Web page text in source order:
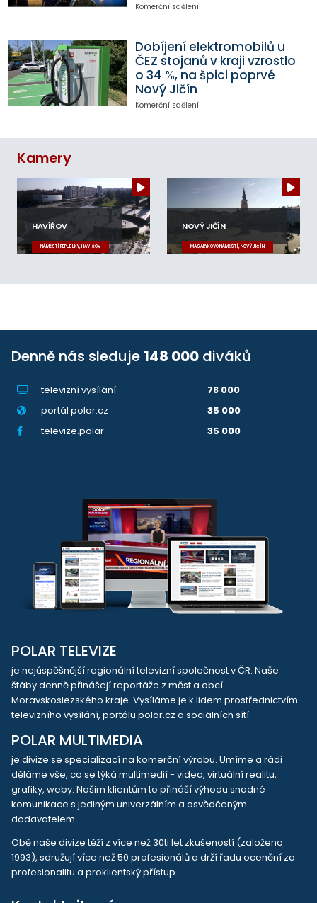
Komerční sdělení
Dobíjení elektromobilů u
ČEZ stojanů v kraji vzrostlo
o 34 %, na špici poprvé
Nový Jičín
Komerční sdělení
Kamery
HAVÍŘOV
NÁMĚSTÍ REPUBLIKY, HAVÍŘOV
NOVÝ JIČÍN
MASARYKOVO NÁMĚSTÍ, NOVÝ JIČÍN
Denně nás sleduje 148 000 diváků
televizní vysílání
78 000
portál polar.cz
35 000
televize.polar
35 000
POLAR TELEVIZE
je nejúspěšnější regionální televizní společnost v ČR. Naše
štáby denně přinášejí reportáže z měst a obcí
Moravskoslezského kraje. Vysíláme je k lidem prostřednictvím
televizního vysílání, portálu polar.cz a sociálních sítí.
POLAR MULTIMEDIA
je divize se specializací na komerční výrobu. Umíme a rádi
děláme vše, co se týká multimedií - videa, virtuální realitu,
grafiky, weby. Našim klientům to přináší výhodu snadné
komunikace s jediným univerzálním a osvědčeným
dodavatelem.
Obě naše divize těží z více než 30ti let zkušeností (založeno
1993), sdružují více než 50 profesionálů a drží řadu ocenění za
profesionalitu a proklientský přístup.